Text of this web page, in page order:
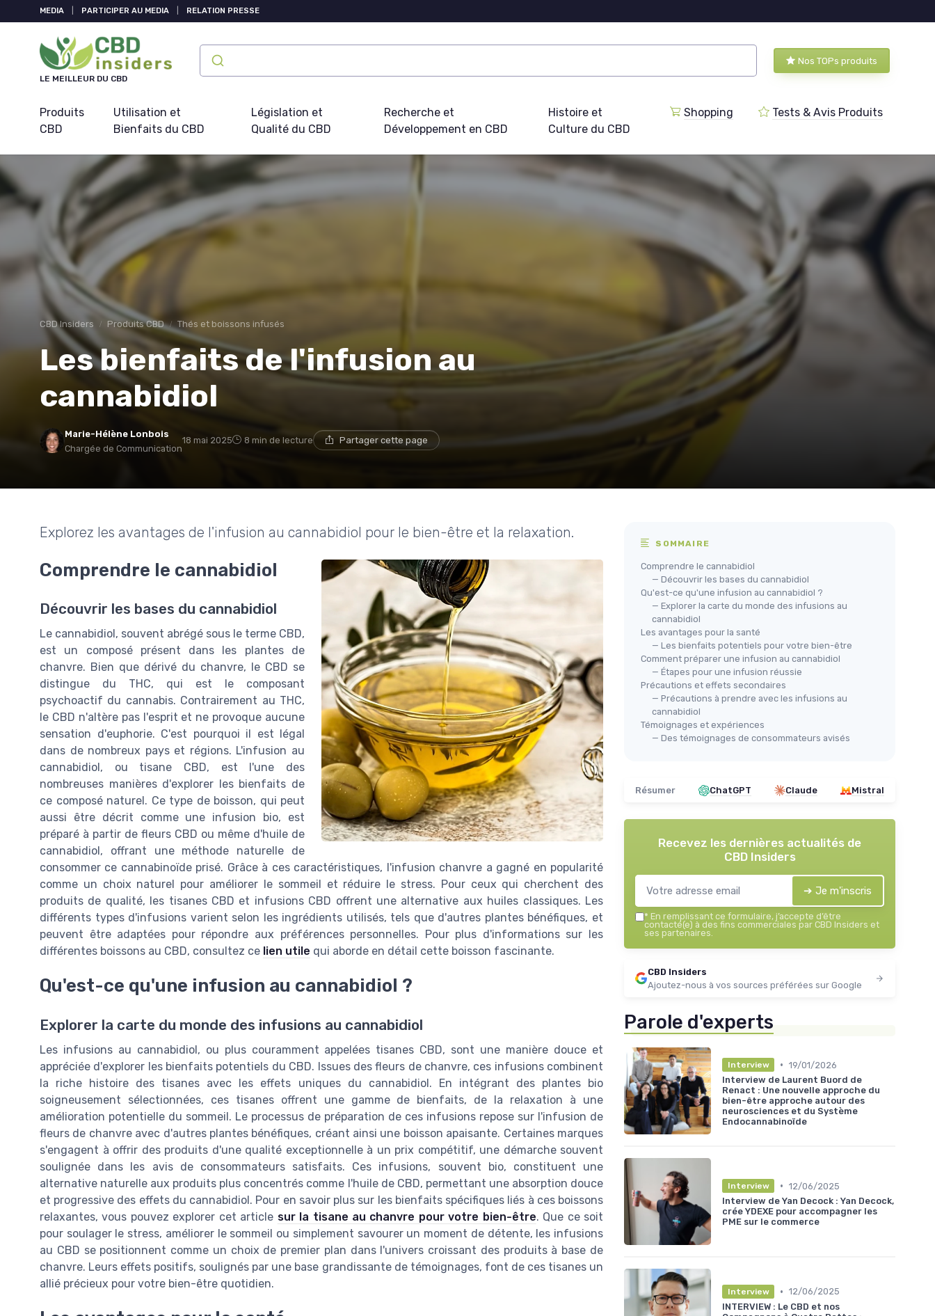
MEDIA PARTICIPER AU MEDIA RELATION PRESSE
LE MEILLEUR DU CBD
Nos TOPs produits
Produits
CBD
Utilisation et
Bienfaits du CBD
Législation et
Qualité du CBD
Recherche et
Développement en CBD
Histoire et
Culture du CBD
Shopping Tests & Avis Produits
CBD Insiders Produits CBD Thés et boissons infusés
Les bienfaits de l'infusion au
cannabidiol
Marie-Hélène Lonbois
Chargée de Communication
18 mai 2025 8 min de lecture Partager cette page
Explorez les avantages de l'infusion au cannabidiol pour le bien-être et la relaxation.
Comprendre le cannabidiol
Découvrir les bases du cannabidiol
Le cannabidiol, souvent abrégé sous le terme CBD,
est un composé présent dans les plantes de
chanvre. Bien que dérivé du chanvre, le CBD se
distingue du THC, qui est le composant
psychoactif du cannabis. Contrairement au THC,
le CBD n'altère pas l'esprit et ne provoque aucune
sensation d'euphorie. C'est pourquoi il est légal
dans de nombreux pays et régions. L'infusion au
cannabidiol, ou tisane CBD, est l'une des
nombreuses manières d'explorer les bienfaits de
ce composé naturel. Ce type de boisson, qui peut
aussi être décrit comme une infusion bio, est
préparé à partir de fleurs CBD ou même d'huile de
cannabidiol, offrant une méthode naturelle de
consommer ce cannabinoïde prisé. Grâce à ces caractéristiques, l'infusion chanvre a gagné en popularité
comme un choix naturel pour améliorer le sommeil et réduire le stress. Pour ceux qui cherchent des
produits de qualité, les tisanes CBD et infusions CBD offrent une alternative aux huiles classiques. Les
différents types d'infusions varient selon les ingrédients utilisés, tels que d'autres plantes bénéfiques, et
peuvent être adaptées pour répondre aux préférences personnelles. Pour plus d'informations sur les
différentes boissons au CBD, consultez ce lien utile qui aborde en détail cette boisson fascinante.
Qu'est-ce qu'une infusion au cannabidiol ?
Explorer la carte du monde des infusions au cannabidiol
Les infusions au cannabidiol, ou plus couramment appelées tisanes CBD, sont une manière douce et
appréciée d'explorer les bienfaits potentiels du CBD. Issues des fleurs de chanvre, ces infusions combinent
la riche histoire des tisanes avec les effets uniques du cannabidiol. En intégrant des plantes bio
soigneusement sélectionnées, ces tisanes offrent une gamme de bienfaits, de la relaxation à une
amélioration potentielle du sommeil. Le processus de préparation de ces infusions repose sur l'infusion de
fleurs de chanvre avec d'autres plantes bénéfiques, créant ainsi une boisson apaisante. Certaines marques
s'engagent à offrir des produits d'une qualité exceptionnelle à un prix compétitif, une démarche souvent
soulignée dans les avis de consommateurs satisfaits. Ces infusions, souvent bio, constituent une
alternative naturelle aux produits plus concentrés comme l'huile de CBD, permettant une absorption douce
et progressive des effets du cannabidiol. Pour en savoir plus sur les bienfaits spécifiques liés à ces boissons
relaxantes, vous pouvez explorer cet article sur la tisane au chanvre pour votre bien-être. Que ce soit
pour soulager le stress, améliorer le sommeil ou simplement savourer un moment de détente, les infusions
au CBD se positionnent comme un choix de premier plan dans l'univers croissant des produits à base de
chanvre. Leurs effets positifs, soulignés par une base grandissante de témoignages, font de ces tisanes un
allié précieux pour votre bien-être quotidien.
SOMMAIRE
Comprendre le cannabidiol
— Découvrir les bases du cannabidiol
Qu'est-ce qu'une infusion au cannabidiol ?
— Explorer la carte du monde des infusions au
cannabidiol
Les avantages pour la santé
— Les bienfaits potentiels pour votre bien-être
Comment préparer une infusion au cannabidiol
— Étapes pour une infusion réussie
Précautions et effets secondaires
— Précautions à prendre avec les infusions au
cannabidiol
Témoignages et expériences
— Des témoignages de consommateurs avisés
Résumer ChatGPT Claude Mistral
Recevez les dernières actualités de
CBD Insiders
➔ Je m'inscris
* En remplissant ce formulaire, j’accepte d’être
contacté(e) à des fins commerciales par CBD Insiders et
ses partenaires.
CBD Insiders
Ajoutez-nous à vos sources préférées sur Google
Parole d'experts
Interview • 19/01/2026
Interview de Laurent Buord de
Renact : Une nouvelle approche du
bien-être approche autour des
neurosciences et du Système
Endocannabinoïde
Interview • 12/06/2025
Interview de Yan Decock : Yan Decock,
crée YDEXE pour accompagner les
PME sur le commerce
Interview • 12/06/2025
INTERVIEW : Le CBD et nos
Panneau de gestion des cookies